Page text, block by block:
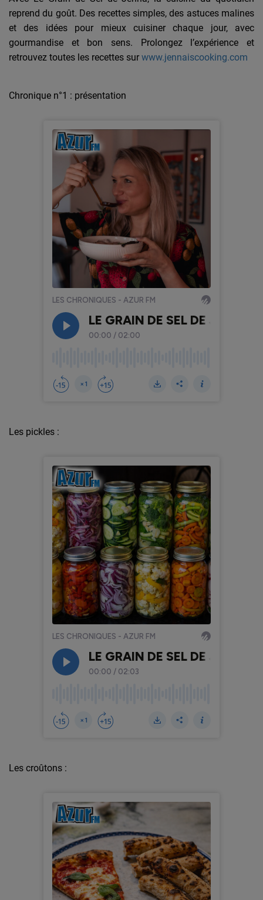
reprend du goût. Des recettes simples, des astuces malines
et des idées pour mieux cuisiner chaque jour, avec
gourmandise et bon sens. Prolongez l’expérience et
retrouvez toutes les recettes sur www.jennaiscooking.com
Chronique n°1 : présentation
Les pickles :
Les croûtons :